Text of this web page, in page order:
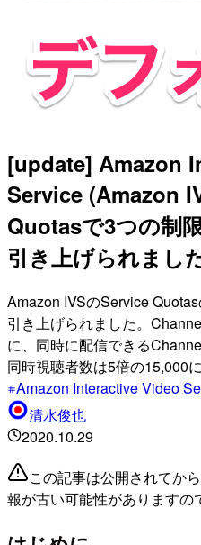
[update] Amazon
Service (Amazon
Quotasで3つの制
引き上げられまし
Amazon IVSのService
引き上げられました。
に、同時に配信できる
同時視聴者数は5倍の15,000
Amazon Interactive Video
清水俊也
2020.10.29
この記事は公開されてか
報が古い可能性がありますの